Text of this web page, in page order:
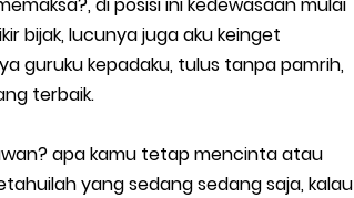
bijak, lucunya juga aku keinget
guruku kepadaku, tulus tanpa pamrih,
terbaik.
apa kamu tetap mencinta atau
yang sedang sedang saja, kalau